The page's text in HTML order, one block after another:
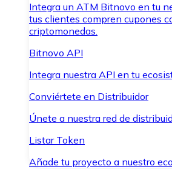
Integra un ATM Bitnovo en tu
tus clientes compren cupones
criptomonedas.
Bitnovo API
Integra nuestra API en tu
Conviértete en Distribuidor
Únete a nuestra red de
Listar Token
Añade tu proyecto a nuestro